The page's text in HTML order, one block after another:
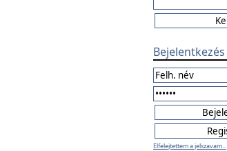
Bejelentkezés
Elfelejtettem a jelszavam...